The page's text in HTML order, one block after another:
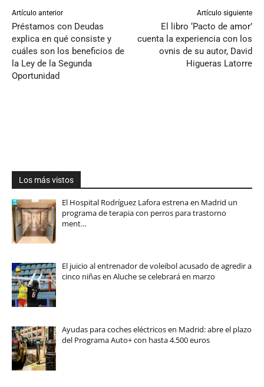
Artículo anterior
Préstamos con Deudas
explica en qué consiste y
cuáles son los beneficios de
la Ley de la Segunda
Oportunidad
Artículo siguiente
El libro ‘Pacto de amor’
cuenta la experiencia con los
ovnis de su autor, David
Higueras Latorre
Los más vistos
El Hospital Rodríguez Lafora estrena en Madrid un
programa de terapia con perros para trastorno
ment…
El juicio al entrenador de voleibol acusado de agredir a
cinco niñas en Aluche se celebrará en marzo
Ayudas para coches eléctricos en Madrid: abre el plazo
del Programa Auto+ con hasta 4.500 euros